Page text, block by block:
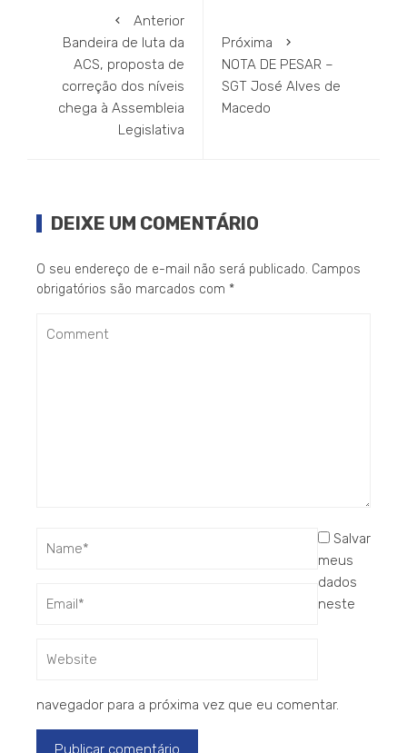
Anterior
Bandeira de luta da
ACS, proposta de
correção dos níveis
chega à Assembleia
Legislativa
Próxima
NOTA DE PESAR –
SGT José Alves de
Macedo
DEIXE UM COMENTÁRIO
O seu endereço de e-mail não será publicado. Campos
obrigatórios são marcados com *
Salvar
meus
dados
neste
navegador para a próxima vez que eu comentar.